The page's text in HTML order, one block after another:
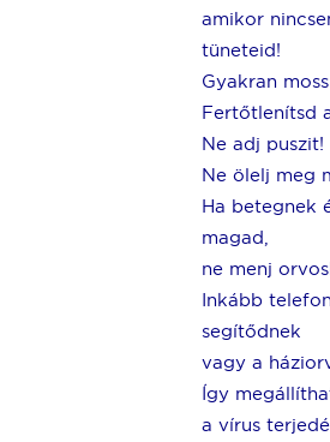
amikor
tüneteid!
Gyakran
Fertőtlenítsd
Ne adj puszit!
Ne ölelj meg
Ha betegnek
magad,
ne menj
Inkább
segítődnek
vagy a
Így
a vírus